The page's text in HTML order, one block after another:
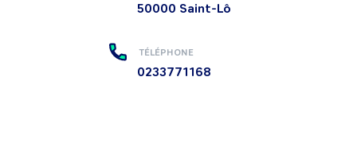
50000 Saint-Lô
TÉLÉPHONE
0233771168